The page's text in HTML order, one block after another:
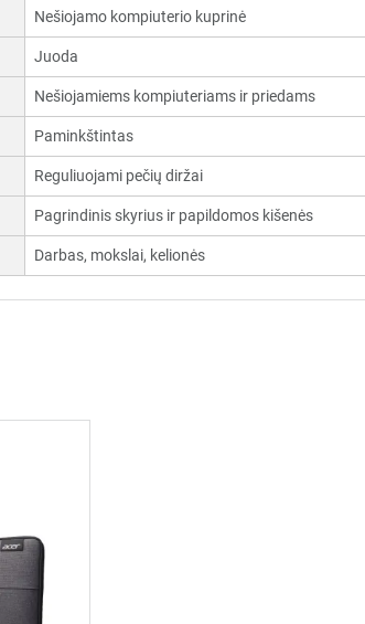
Nešiojamo kompiuterio kuprinė
Juoda
Nešiojamiems kompiuteriams ir priedams
Paminkštintas
Reguliuojami pečių diržai
Pagrindinis skyrius ir papildomos kišenės
Darbas, mokslai, kelionės